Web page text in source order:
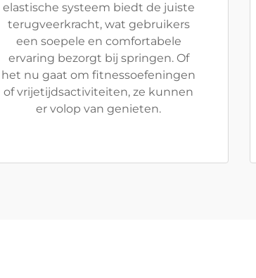
elastische systeem biedt de juiste
terugveerkracht, wat gebruikers
een soepele en comfortabele
ervaring bezorgt bij springen. Of
het nu gaat om fitnessoefeningen
of vrijetijdsactiviteiten, ze kunnen
er volop van genieten.